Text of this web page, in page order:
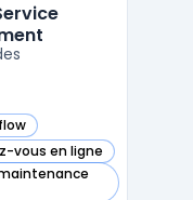
assure
dans cette catégorie
vous en ligne
dans cette catégorie
dans cette catégorie